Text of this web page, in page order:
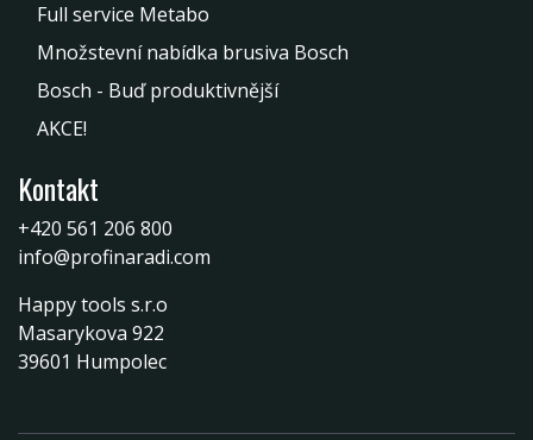
Full service Metabo
Množstevní nabídka brusiva Bosch
Bosch - Buď produktivnější
AKCE!
Kontakt
+420 561 206 800
info@profinaradi.com
Happy tools s.r.o
Masarykova 922
39601 Humpolec